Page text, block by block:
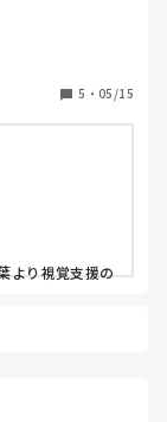
私は信じられ
は集中して取
えている、数
ことができな
など)
は物を投げた
5 ・ 05/15
より視覚支援の
ないと思いま